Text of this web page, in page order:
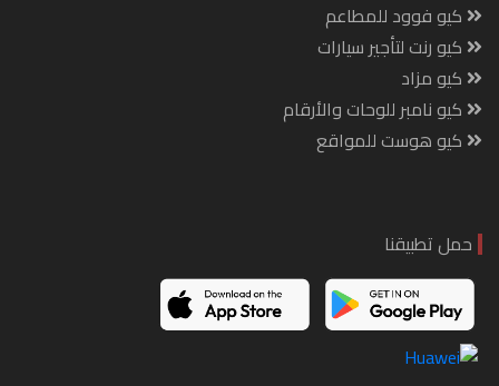
كيو فوود للمطاعم
كيو رنت لتأجير سيارات
كيو مزاد
كيو نامبر للوحات والأرقام
كيو هوست للمواقع
حمل تطبيقنا